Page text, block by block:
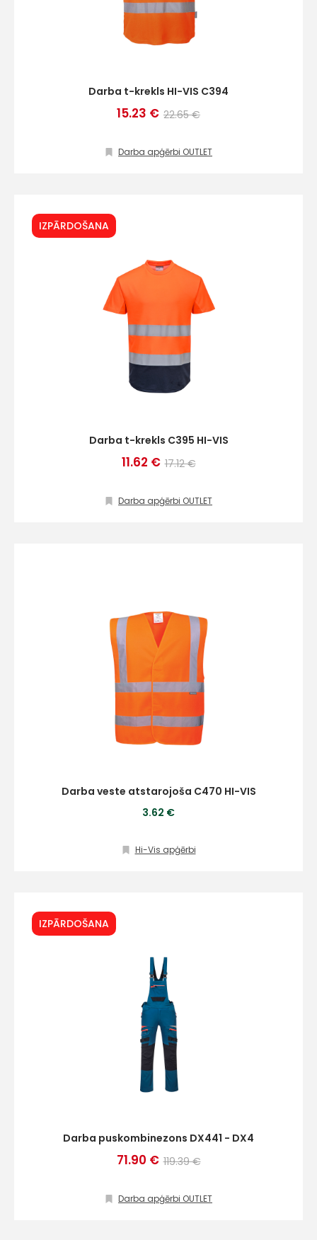
Darba t-krekls HI-VIS C394
15.23 € 22.65 €
Darba apģērbi OUTLET
IZPĀRDOŠANA
Darba t-krekls C395 HI-VIS
11.62 € 17.12 €
Darba apģērbi OUTLET
Darba veste atstarojoša C470 HI-VIS
3.62 €
Hi-Vis apģērbi
IZPĀRDOŠANA
Darba puskombinezons DX441 - DX4
71.90 € 119.39 €
Darba apģērbi OUTLET